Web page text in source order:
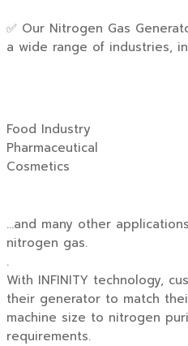
✅ Our Nitrogen Gas
a wide range of industries,
Food Industry
Pharmaceutical
Cosmetics
…and many other
nitrogen gas.
.
With INFINITY technology,
their generator to match
machine size to nitrogen
requirements.